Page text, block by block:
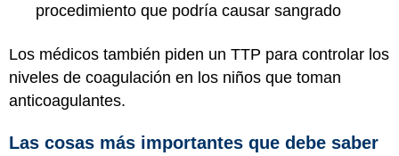
procedimiento que podría causar sangrado
Los médicos también piden un TTP para controlar los
niveles de coagulación en los niños que toman
anticoagulantes.
Las cosas más importantes que debe saber